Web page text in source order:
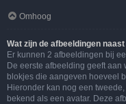
Omhoog
Wat zijn de afbeeldingen
Er kunnen 2 afbeeldingen bij
De eerste afbeelding geeft
blokjes die aangeven hoeveel
Hieronder kan nog een
bekend als een avatar. Deze